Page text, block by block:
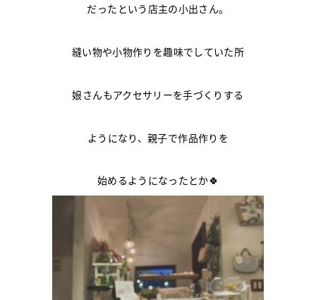
だったという店主の小出さん。
縫い物や小物作りを趣味でしていた所
娘さんもアクセサリーを手づくりする
ようになり、親子で作品作りを
始めるようになったとか🍀